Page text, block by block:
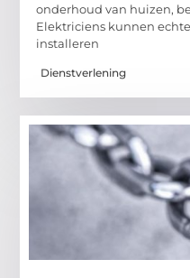
onderhoud van huizen,
Elektriciens kunnen
installeren
Dienstverlening